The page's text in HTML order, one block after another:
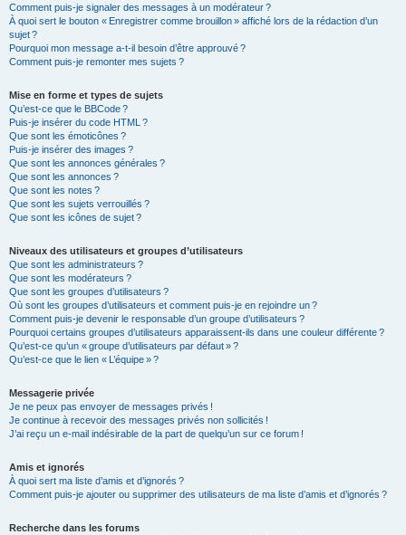
Comment puis-je signaler des messages à un modérateur ?
À quoi sert le bouton « Enregistrer comme brouillon » affiché lors de la rédaction d’un
sujet ?
Pourquoi mon message a-t-il besoin d’être approuvé ?
Comment puis-je remonter mes sujets ?
Mise en forme et types de sujets
Qu’est-ce que le BBCode ?
Puis-je insérer du code HTML ?
Que sont les émoticônes ?
Puis-je insérer des images ?
Que sont les annonces générales ?
Que sont les annonces ?
Que sont les notes ?
Que sont les sujets verrouillés ?
Que sont les icônes de sujet ?
Niveaux des utilisateurs et groupes d’utilisateurs
Que sont les administrateurs ?
Que sont les modérateurs ?
Que sont les groupes d’utilisateurs ?
Où sont les groupes d’utilisateurs et comment puis-je en rejoindre un ?
Comment puis-je devenir le responsable d’un groupe d’utilisateurs ?
Pourquoi certains groupes d’utilisateurs apparaissent-ils dans une couleur différente ?
Qu’est-ce qu’un « groupe d’utilisateurs par défaut » ?
Qu’est-ce que le lien « L’équipe » ?
Messagerie privée
Je ne peux pas envoyer de messages privés !
Je continue à recevoir des messages privés non sollicités !
J’ai reçu un e-mail indésirable de la part de quelqu’un sur ce forum !
Amis et ignorés
À quoi sert ma liste d’amis et d’ignorés ?
Comment puis-je ajouter ou supprimer des utilisateurs de ma liste d’amis et d’ignorés ?
Recherche dans les forums